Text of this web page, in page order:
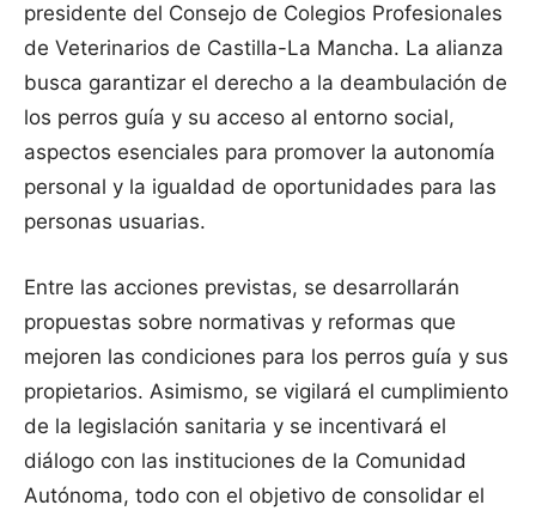
presidente del Consejo de Colegios Profesionales
de Veterinarios de Castilla-La Mancha. La alianza
busca garantizar el derecho a la deambulación de
los perros guía y su acceso al entorno social,
aspectos esenciales para promover la autonomía
personal y la igualdad de oportunidades para las
personas usuarias.
Entre las acciones previstas, se desarrollarán
propuestas sobre normativas y reformas que
mejoren las condiciones para los perros guía y sus
propietarios. Asimismo, se vigilará el cumplimiento
de la legislación sanitaria y se incentivará el
diálogo con las instituciones de la Comunidad
Autónoma, todo con el objetivo de consolidar el